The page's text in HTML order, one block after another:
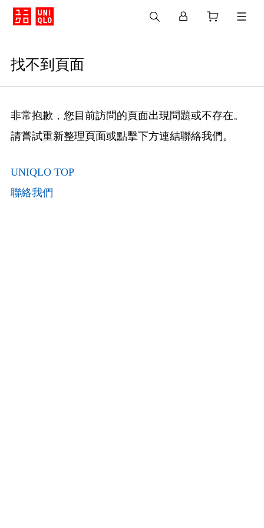
找不到頁面
非常抱歉，您目前訪問的頁面出現問題或不存在。
請嘗試重新整理頁面或點擊下方連結聯絡我們。
UNIQLO TOP
聯絡我們